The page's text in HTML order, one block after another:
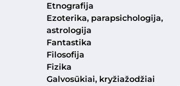
Etnografija
Ezoterika, parapsichologija,
astrologija
Fantastika
Filosofija
Fizika
Galvosūkiai, kryžiažodžiai